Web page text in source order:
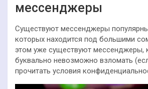
мессенджеры
Существуют мессенджеры
которых находится под большими
этом уже существуют мессенджеры,
буквально невозможно взломать
прочитать условия